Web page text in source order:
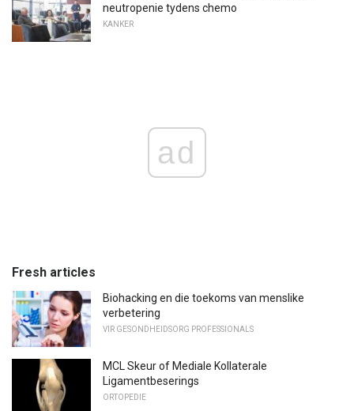
neutropenie tydens chemo
KANKER
ad
Fresh articles
Biohacking en die toekoms van menslike
verbetering
VIR GESONDHEIDSORG PROFESSIONALS
MCL Skeur of Mediale Kollaterale
Ligamentbeserings
ORTOPEDIE